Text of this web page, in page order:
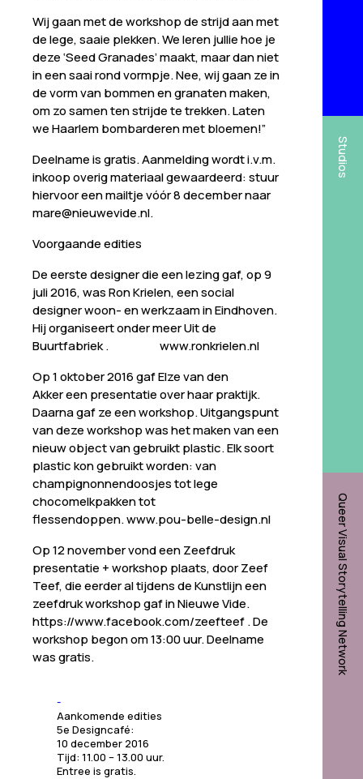
Wij gaan met de workshop de strijd aan met
de lege, saaie plekken. We leren jullie hoe je
deze ‘Seed Granades’ maakt, maar dan niet
in een saai rond vormpje. Nee, wij gaan ze in
de vorm van bommen en granaten maken,
om zo samen ten strijde te trekken. Laten
we Haarlem bombarderen met bloemen!”
Deelname is gratis. Aanmelding wordt i.v.m.
inkoop overig materiaal gewaardeerd: stuur
hiervoor een mailtje vóór 8 december naar
mare@nieuwevide.nl.
Voorgaande edities
De eerste designer die een lezing gaf, op 9
juli 2016, was Ron Krielen, een social
designer woon- en werkzaam in Eindhoven.
Hij organiseert onder meer Uit de
Buurtfabriek . www.ronkrielen.nl
Op 1 oktober 2016 gaf Elze van den
Akker een presentatie over haar praktijk.
Daarna gaf ze een workshop. Uitgangspunt
van deze workshop was het maken van een
nieuw object van gebruikt plastic. Elk soort
plastic kon gebruikt worden: van
champignonnendoosjes tot lege
chocomelkpakken tot
flessendoppen. www.pou-belle-design.nl
Op 12 november vond een Zeefdruk
presentatie + workshop plaats, door Zeef
Teef, die eerder al tijdens de Kunstlijn een
zeefdruk workshop gaf in Nieuwe Vide.
https://www.facebook.com/zeefteef . De
workshop begon om 13:00 uur. Deelname
was gratis.
Aankomende edities
5e Designcafé:
10 december 2016
Tijd: 11.00 – 13.00 uur.
Entree is gratis.
Studios
Queer Visual Storytelling Network